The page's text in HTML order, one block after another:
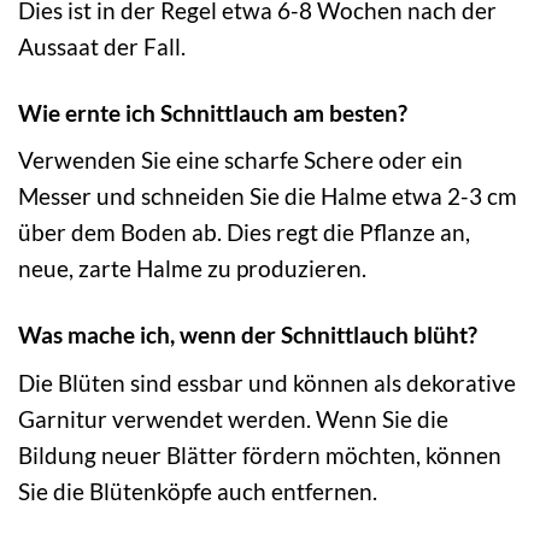
Dies ist in der Regel etwa 6-8 Wochen nach der
Aussaat der Fall.
Wie ernte ich Schnittlauch am besten?
Verwenden Sie eine scharfe Schere oder ein
Messer und schneiden Sie die Halme etwa 2-3 cm
über dem Boden ab. Dies regt die Pflanze an,
neue, zarte Halme zu produzieren.
Was mache ich, wenn der Schnittlauch blüht?
Die Blüten sind essbar und können als dekorative
Garnitur verwendet werden. Wenn Sie die
Bildung neuer Blätter fördern möchten, können
Sie die Blütenköpfe auch entfernen.